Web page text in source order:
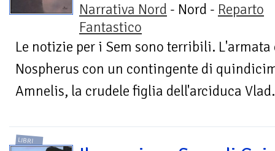
Narrativa Nord - Nord - Reparto
Fantastico
Le notizie per i Sem sono terribili.
Nospherus con un contingente di
Amnelis, la crudele figlia dell'arciduca
LIBRI